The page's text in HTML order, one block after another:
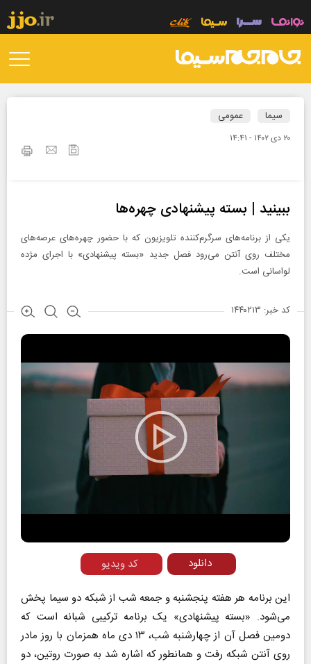
سیما عمومی
۲۰ دی ۱۴۰۲ - ۱۴:۴۱
ببینید | بسته پیشنهادی چهره‌ها
یکی از برنامه‌های سرگرم‌کننده تلویزیون که با حضور چهره‌های عرصه‌های
مختلف روی آنتن می‌رود فصل جدید «بسته پیشنهادی» با اجرای مژده
لواسانی است.
کد خبر: ۱۴۴۰۲۱۳
کد ویدیو
دانلود
این برنامه هر هفته پنجشنبه و جمعه شب از شبکه دو سیما پخش
می‌شود. «بسته پیشنهادی» یک برنامه ترکیبی شبانه است که
دومین فصل آن از چهارشنبه شب، ۱۳ دی ماه همزمان با روز مادر
روی آنتن شبکه رفت و همانطور که اشاره شد به صورت روتین، دو